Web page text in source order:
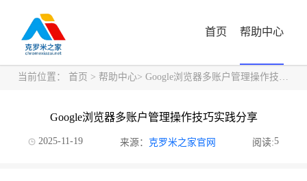
首页 帮助中心
当前位置： 首页 > 帮助中心> Google浏览器多账户管理操作技巧实践分享
Google浏览器多账户管理操作技巧实践分享
2025-11-19 来源： 克罗米之家官网 阅读:5